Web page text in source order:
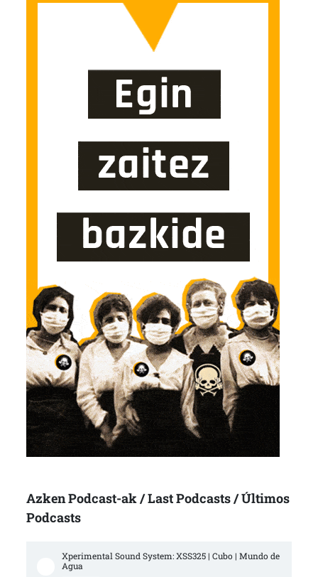
Azken Podcast-ak / Last Podcasts / Últimos
Podcasts
Xperimental Sound System: XSS325 | Cubo | Mundo de
Agua